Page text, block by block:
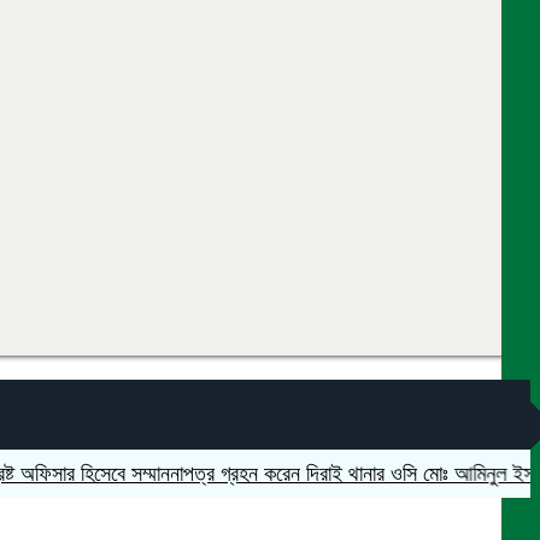
হিসেবে সম্মাননাপত্র গ্রহন করেন দিরাই থানার ওসি মোঃ আমিনুল ইসলাম